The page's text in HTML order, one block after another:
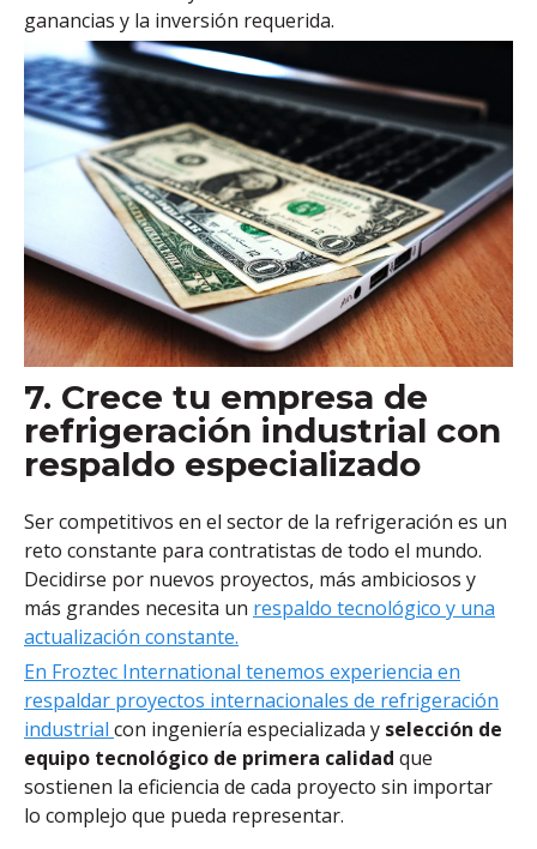
ganancias y la inversión requerida.
7. Crece tu empresa de
refrigeración industrial con
respaldo especializado
Ser competitivos en el sector de la refrigeración es un
reto constante para contratistas de todo el mundo.
Decidirse por nuevos proyectos, más ambiciosos y
más grandes necesita un respaldo tecnológico y una
actualización constante.
En Froztec International tenemos experiencia en
respaldar proyectos internacionales de refrigeración
industrial con ingeniería especializada y selección de
equipo tecnológico de primera calidad que
sostienen la eficiencia de cada proyecto sin importar
lo complejo que pueda representar.